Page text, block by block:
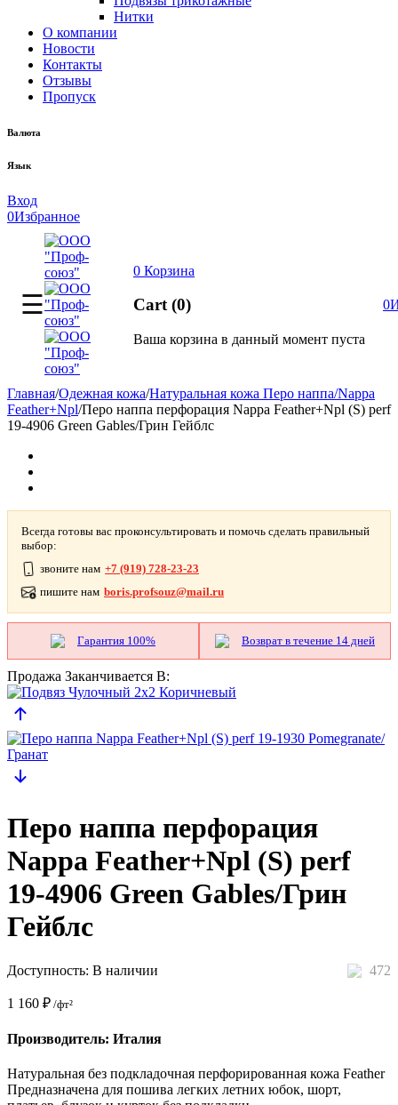
Нитки
О компании
Новости
Контакты
Отзывы
Пропуск
Валюта
Язык
Вход
0Избранное
0 Корзина
Cart (0)
Ваша корзина в данный момент пуста
0
Главная/Одежная кожа/Натуральная кожа Перо наппа/Nappa
Feather+Npl/Перо наппа перфорация Nappa Feather+Npl (S) perf
19-4906 Green Gables/Грин Гейблс
Всегда готовы вас проконсультировать и помочь сделать правильный
выбор:
звоните нам +7 (919) 728-23-23
пишите нам boris.profsouz@mail.ru
Гарантия 100% Возврат в течение 14 дней
Продажа Заканчивается В:
Перо наппа перфорация
Nappa Feather+Npl (S) perf
19-4906 Green Gables/Грин
Гейблс
472
Доступность: В наличии
1 160 ₽ /фт²
Производитель: Италия
Натуральная без подкладочная перфорированная кожа Feather
Предназначена для пошива легких летних юбок, шорт,